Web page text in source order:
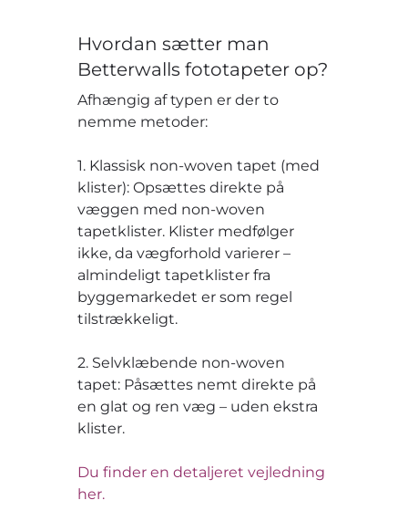
Hvordan sætter man
Betterwalls fototapeter op?
Afhængig af typen er der to
nemme metoder:
1. Klassisk non-woven tapet (med
klister): Opsættes direkte på
væggen med non-woven
tapetklister. Klister medfølger
ikke, da vægforhold varierer –
almindeligt tapetklister fra
byggemarkedet er som regel
tilstrækkeligt.
2. Selvklæbende non-woven
tapet: Påsættes nemt direkte på
en glat og ren væg – uden ekstra
klister.
Du finder en detaljeret vejledning
her.